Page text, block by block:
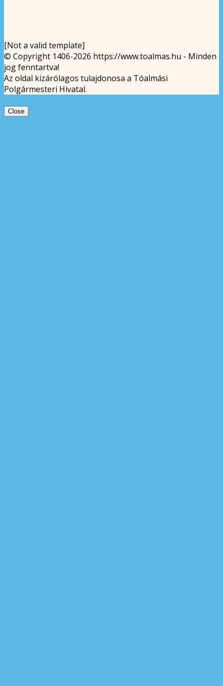
[Not a valid template]
© Copyright 1406-2026 https://www.toalmas.hu - Minden
jog fenntartva!
Az oldal kizárólagos tulajdonosa a Tóalmási
Polgármesteri Hivatal.
Close